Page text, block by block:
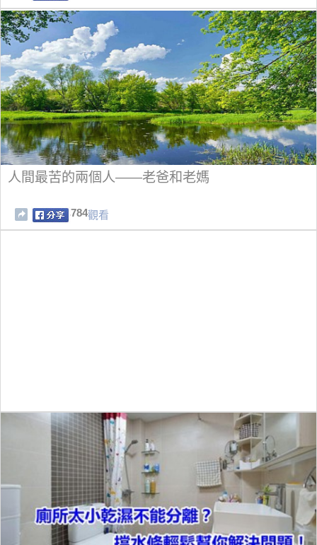
人間最苦的兩個人——老爸和老媽
784觀看